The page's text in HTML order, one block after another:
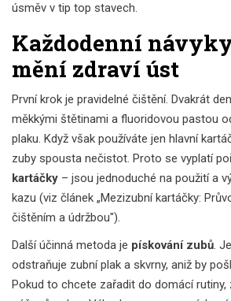
úsměv v tip top stavech.
Každodenní
mění zdraví úst
První krok je pravidelné čištění. Dvakrát
měkkými štětinami a fluoridovou pastou
plaku. Když však používáte jen hlavní
zuby spousta nečistot. Proto se vyplatí
kartáčky – jsou jednoduché na použití a
kazu (viz článek „Mezizubní kartáčky:
čištěním a údržbou").
Další účinná metoda je pískování zubů.
odstraňuje zubní plak a skvrny, aniž by
Pokud to chcete zařadit do domácí